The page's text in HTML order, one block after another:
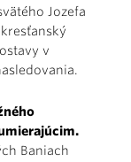
Jozefa
v
Baniach